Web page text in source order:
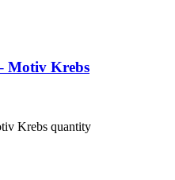
Motiv Krebs
Krebs quantity